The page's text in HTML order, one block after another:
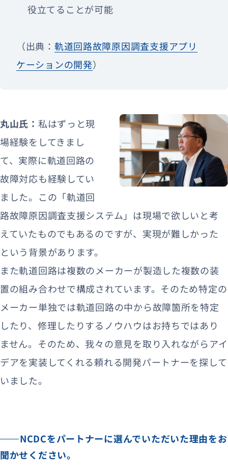
役立てることが可能
（出典： 軌道回路故障原因調査支援アプリ
ケーションの開発）
丸山氏： 私はずっと現
場経験をしてきまし
て、実際に軌道回路の
故障対応も経験してい
ました。この「軌道回
路故障原因調査支援システム」は現場で欲しいと考
えていたものでもあるのですが、実現が難しかった
という背景があります。
また軌道回路は複数のメーカーが製造した複数の装
置の組み合わせで構成されています。そのため特定の
メーカー単独では軌道回路の中から故障箇所を特定
したり、修理したりするノウハウはお持ちではあり
ません。そのため、我々の意見を取り入れながらアイ
デアを実装してくれる頼れる開発パートナーを探して
いました。
NCDCをパートナーに選んでいただいた理由をお
聞かせください。